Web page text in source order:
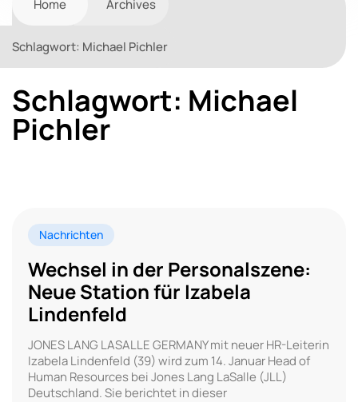
Home Archives
Schlagwort: Michael Pichler
Schlagwort: Michael
Pichler
Nachrichten
Wechsel in der Personalszene:
Neue Station für Izabela
Lindenfeld
JONES LANG LASALLE GERMANY mit neuer HR-Leiterin
Izabela Lindenfeld (39) wird zum 14. Januar Head of
Human Resources bei Jones Lang LaSalle (JLL)
Deutschland. Sie berichtet in dieser